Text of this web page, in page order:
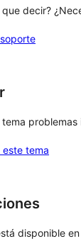
decir?
tema
tema
disponible